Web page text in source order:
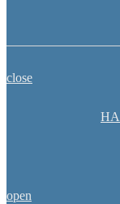
close
open